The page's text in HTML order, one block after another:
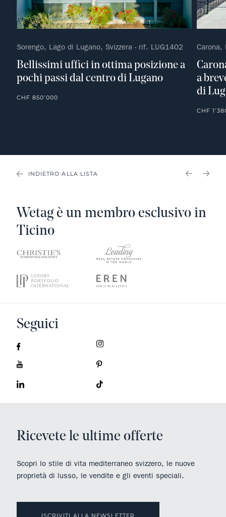
Sorengo, Lago di Lugano, Svizzera - rif. LUG1402
Bellissimi uffici in ottima posizione a
pochi passi dal centro di Lugano
CHF 850’000
Carona,
a
di
CHF
INDIETRO ALLA LISTA
Wetag è un membro esclusivo in
Ticino
Seguici
Ricevete le ultime offerte
Scopri lo stile di vita mediterraneo svizzero, le nuove
proprietà di lusso, le vendite e gli eventi speciali.
ISCRIVITI ALLA NEWSLETTER